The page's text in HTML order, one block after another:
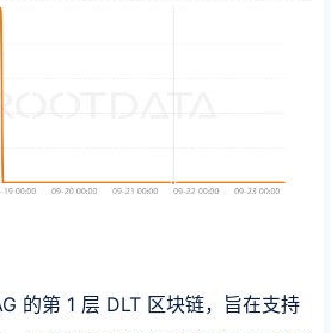
的第 1 层 DLT 区块链，旨在支持